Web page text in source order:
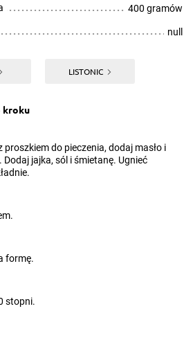
400 gramów
null
LISTONIC
kroku
proszkiem do pieczenia, dodaj masło i
jajka, sól i śmietanę. Ugnieć
formę.
stopni.